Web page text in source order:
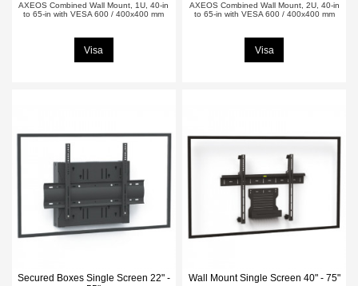
AXEOS Combined Wall Mount, 1U, 40-in
to 65-in with VESA 600 / 400x400 mm
Visa
AXEOS Combined Wall Mount, 2U, 40-in
to 65-in with VESA 600 / 400x400 mm
Visa
Secured Boxes Single Screen 22" -
Wall Mount Single Screen 40" - 75"